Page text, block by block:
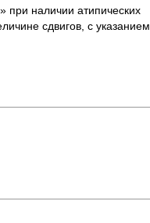
при наличии атипических
сдвигов, с указанием